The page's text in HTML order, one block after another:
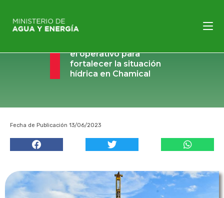
El gobierno provincial
el operativo para
fortalecer la situación
hídrica en Chamical
Fecha de Publicación 13/06/2023